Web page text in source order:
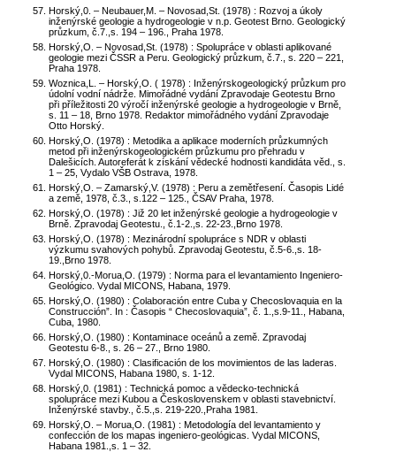
Horský,0. – Neubauer,M. – Novosad,St. (1978) : Rozvoj a úkoly
inženýrské geologie a hydrogeologie v n.p. Geotest Brno. Geologický
průzkum, č.7.,s. 194 – 196., Praha 1978.
Horský,O. – Novosad,St. (1978) : Spolupráce v oblasti aplikované
geologie mezi ČSSR a Peru. Geologický průzkum, č.7., s. 220 – 221,
Praha 1978.
Woznica,L. – Horský,O. ( 1978) : Inženýrskogeologický průzkum pro
údolní vodní nádrže. Mimořádné vydání Zpravodaje Geotestu Brno
při příležitosti 20 výročí inženýrské geologie a hydrogeologie v Brně,
s. 11 – 18, Brno 1978. Redaktor mimořádného vydání Zpravodaje
Otto Horský.
Horský,O. (1978) : Metodika a aplikace moderních průzkumných
metod při inženýrskogeologickém průzkumu pro přehradu v
Dalešicích. Autoreferát k získání vědecké hodnosti kandidáta věd., s.
1 – 25, Vydalo VŠB Ostrava, 1978.
Horský,O. – Zamarský,V. (1978) : Peru a zemětřesení. Časopis Lidé
a země, 1978, č.3., s.122 – 125., ČSAV Praha, 1978.
Horský,O. (1978) : Již 20 let inženýrské geologie a hydrogeologie v
Brně. Zpravodaj Geotestu., č.1-2.,s. 22-23.,Brno 1978.
Horský,O. (1978) : Mezinárodní spolupráce s NDR v oblasti
výzkumu svahových pohybů. Zpravodaj Geotestu, č.5-6.,s. 18-
19.,Brno 1978.
Horský,0.-Morua,O. (1979) : Norma para el levantamiento Ingeniero-
Geológico. Vydal MICONS, Habana, 1979.
Horský,O. (1980) : Colaboración entre Cuba y Checoslovaquia en la
Construcción”. In : Časopis “ Checoslovaquia”, č. 1.,s.9-11., Habana,
Cuba, 1980.
Horský,O. (1980) : Kontaminace oceánů a země. Zpravodaj
Geotestu 6-8., s. 26 – 27., Brno 1980.
Horský,O. (1980) : Clasificación de los movimientos de las laderas.
Vydal MICONS, Habana 1980, s. 1-12.
Horský,0. (1981) : Technická pomoc a vědecko-technická
spolupráce mezi Kubou a Československem v oblasti stavebnictví.
Inženýrské stavby., č.5.,s. 219-220.,Praha 1981.
Horský,O. – Morua,O. (1981) : Metodología del levantamiento y
confección de los mapas ingeniero-geológicas. Vydal MICONS,
Habana 1981.,s. 1 – 32.